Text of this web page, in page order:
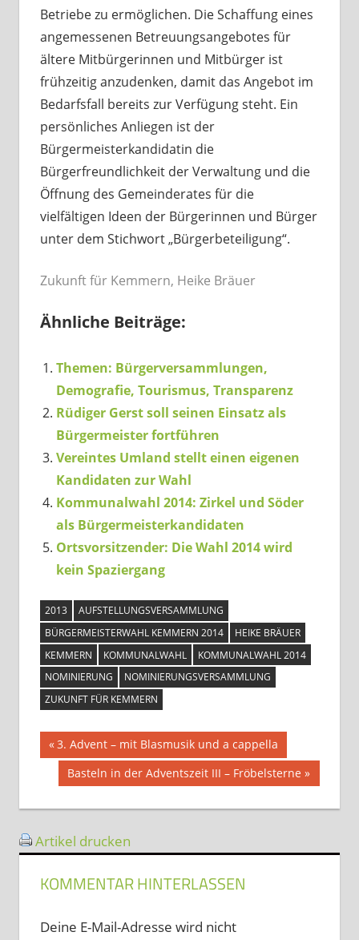
Betriebe zu ermöglichen. Die Schaffung eines
angemessenen Betreuungsangebotes für
ältere Mitbürgerinnen und Mitbürger ist
frühzeitig anzudenken, damit das Angebot im
Bedarfsfall bereits zur Verfügung steht. Ein
persönliches Anliegen ist der
Bürgermeisterkandidatin die
Bürgerfreundlichkeit der Verwaltung und die
Öffnung des Gemeinderates für die
vielfältigen Ideen der Bürgerinnen und Bürger
unter dem Stichwort „Bürgerbeteiligung“.
Zukunft für Kemmern, Heike Bräuer
Ähnliche Beiträge:
Themen: Bürgerversammlungen,
Demografie, Tourismus, Transparenz
Rüdiger Gerst soll seinen Einsatz als
Bürgermeister fortführen
Vereintes Umland stellt einen eigenen
Kandidaten zur Wahl
Kommunalwahl 2014: Zirkel und Söder
als Bürgermeisterkandidaten
Ortsvorsitzender: Die Wahl 2014 wird
kein Spaziergang
2013
AUFSTELLUNGSVERSAMMLUNG
BÜRGERMEISTERWAHL KEMMERN 2014
HEIKE BRÄUER
KEMMERN
KOMMUNALWAHL
KOMMUNALWAHL 2014
NOMINIERUNG
NOMINIERUNGSVERSAMMLUNG
ZUKUNFT FÜR KEMMERN
Beitragsnavigation
Vorheriger
Beitrag:
3. Advent – mit Blasmusik und a cappella
Nächster
Beitrag:
Basteln in der Adventszeit III – Fröbelsterne
Artikel drucken
KOMMENTAR HINTERLASSEN
Deine E-Mail-Adresse wird nicht